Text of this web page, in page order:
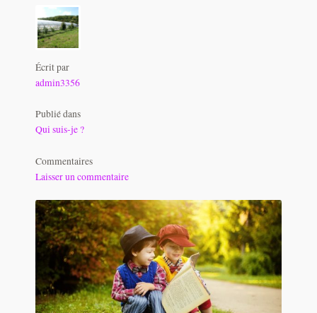
Panier
Validation de la commande
Écrit par
admin3356
Publié dans
Qui suis-je ?
Commentaires
Laisser un commentaire